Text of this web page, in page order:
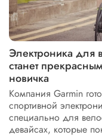
Электроника для
станет
новичка
Компания Garmin
спортивной
специально для
девайсах, которые